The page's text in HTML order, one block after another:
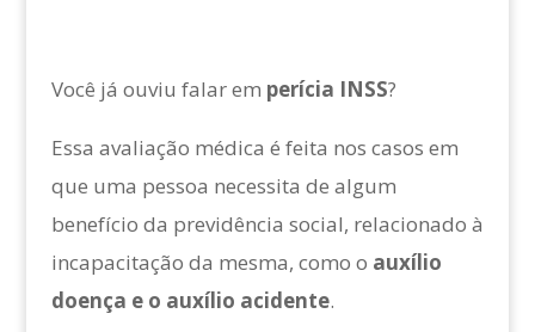
Você já ouviu falar em perícia INSS?
Essa avaliação médica é feita nos casos em
que uma pessoa necessita de algum
benefício da previdência social, relacionado à
incapacitação da mesma, como o auxílio
doença e o auxílio acidente.